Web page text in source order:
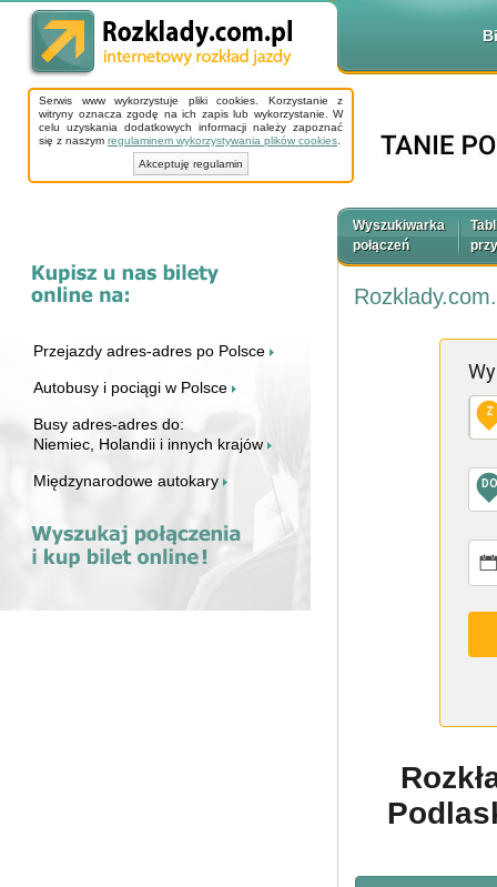
Serwis www wykorzystuje pliki cookies. Korzystanie z
witryny oznacza zgodę na ich zapis lub wykorzystanie. W
celu uzyskania dodatkowych informacji należy zapoznać
się z naszym regulaminem wykorzystywania plików cookies
Akceptuję regulamin
Przejazdy adres-adres po Polsce
Autobusy i pociągi w Polsce
Busy adres-adres do:
Niemiec, Holandii i innych krajów
Międzynarodowe autokary
Wyszukiwarka
połączeń
Z
DO